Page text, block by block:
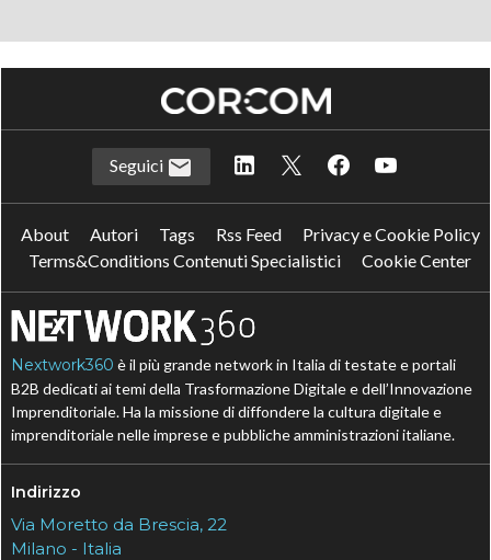
Seguici
About Autori Tags Rss Feed
Privacy e Cookie Policy
Terms&Conditions Contenuti Specialistici
Cookie Center
Nextwork360 è il più grande network in Italia di testate e portali
B2B dedicati ai temi della Trasformazione Digitale e dell’Innovazione
Imprenditoriale. Ha la missione di diffondere la cultura digitale e
imprenditoriale nelle imprese e pubbliche amministrazioni italiane.
Indirizzo
Via Moretto da Brescia, 22
Milano - Italia